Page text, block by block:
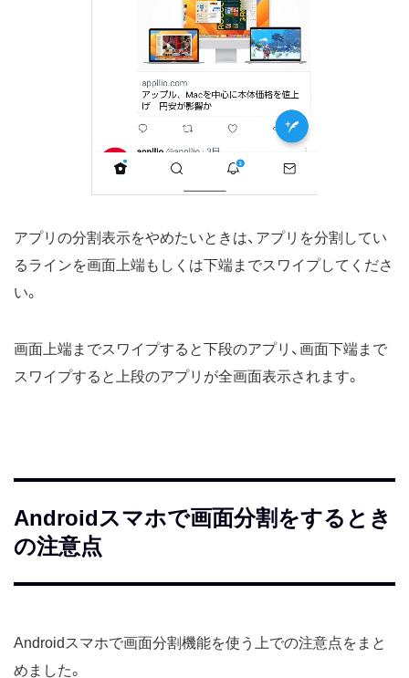
アプリの分割表示をやめたいときは、アプリを分割してい
るラインを画面上端もしくは下端までスワイプしてくださ
い。
画面上端までスワイプすると下段のアプリ、画面下端まで
スワイプすると上段のアプリが全画面表示されます。
Androidスマホで画面分割をするとき
の注意点
Androidスマホで画面分割機能を使う上での注意点をまと
めました。